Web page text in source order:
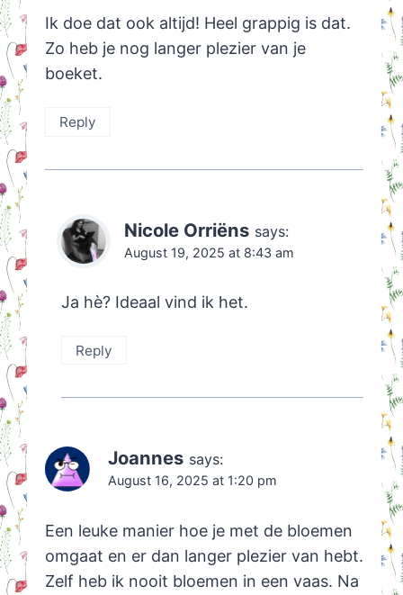
Ik doe dat ook altijd! Heel grappig is dat.
Zo heb je nog langer plezier van je
boeket.
Reply
Nicole Orriëns says:
August 19, 2025 at 8:43 am
Ja hè? Ideaal vind ik het.
Reply
Joannes says:
August 16, 2025 at 1:20 pm
Een leuke manier hoe je met de bloemen
omgaat en er dan langer plezier van hebt.
Zelf heb ik nooit bloemen in een vaas. Na